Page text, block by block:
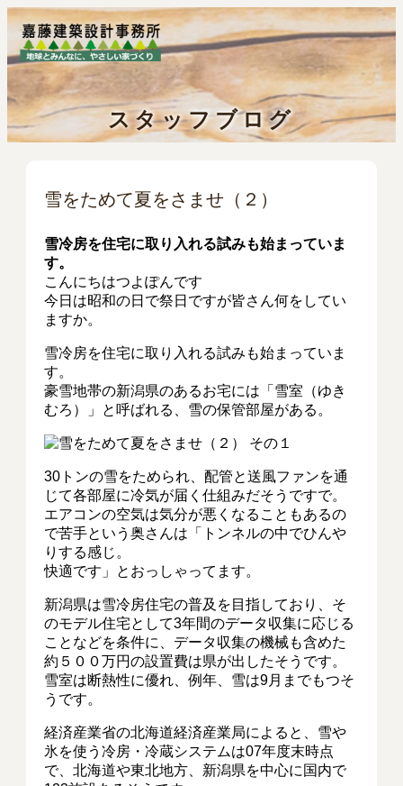
スタッフブログ
雪をためて夏をさませ（２）
雪冷房を住宅に取り入れる試みも始まっていま
す。
こんにちはつよぽんです
今日は昭和の日で祭日ですが皆さん何をしてい
ますか。
雪冷房を住宅に取り入れる試みも始まっていま
す。
豪雪地帯の新潟県のあるお宅には「雪室（ゆき
むろ）」と呼ばれる、雪の保管部屋がある。
30トンの雪をためられ、配管と送風ファンを通
じて各部屋に冷気が届く仕組みだそうですで。
エアコンの空気は気分が悪くなることもあるの
で苦手という奥さんは「トンネルの中でひんや
りする感じ。
快適です」とおっしゃってます。
新潟県は雪冷房住宅の普及を目指しており、そ
のモデル住宅として3年間のデータ収集に応じる
ことなどを条件に、データ収集の機械も含めた
約５００万円の設置費は県が出したそうです。
雪室は断熱性に優れ、例年、雪は9月までもつそ
うです。
経済産業省の北海道経済産業局によると、雪や
氷を使う冷房・冷蔵システムは07年度末時点
で、北海道や東北地方、新潟県を中心に国内で